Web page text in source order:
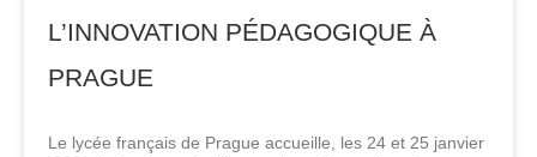
L’INNOVATION PÉDAGOGIQUE À
PRAGUE
Le lycée français de Prague accueille, les 24 et 25 janvier